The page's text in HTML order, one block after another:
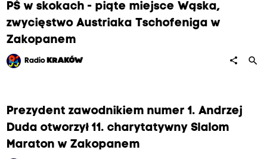
PŚ w skokach - piąte miejsce Wąska,
zwycięstwo Austriaka Tschofeniga w
Zakopanem
Radio KRAKÓW share search
Prezydent zawodnikiem numer 1. Andrzej
Duda otworzył 11. charytatywny Slalom
Maraton w Zakopanem